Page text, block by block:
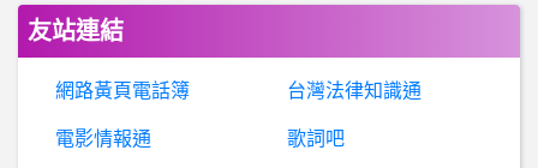
教
師- 代理報到學校要求簽放棄其他切結書 代理報到學校要求簽放棄其他切結書
友站連結
網路黃頁電話簿 台灣法律知識通
電影情報通 歌詞吧